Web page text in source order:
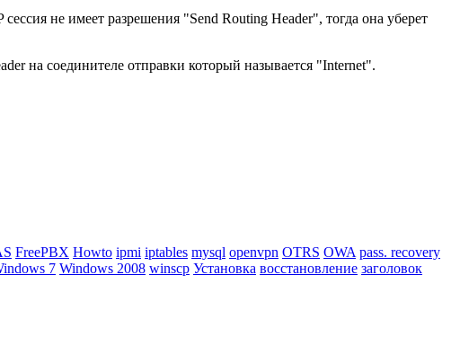
не имеет разрешения "Send Routing Header", тогда она уберет
соединителе отправки который называется "Internet".
FreePBX Howto ipmi iptables mysql openvpn OTRS OWA pass. recovery
7 Windows 2008 winscp Установка восстановление заголовок